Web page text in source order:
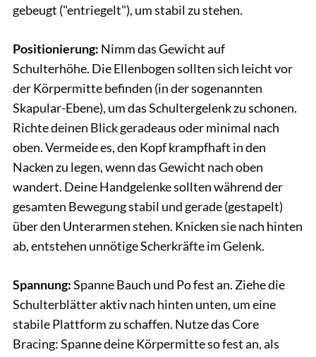
gebeugt ("entriegelt"), um stabil zu stehen.
Positionierung: Nimm das Gewicht auf
Schulterhöhe. Die Ellenbogen sollten sich leicht vor
der Körpermitte befinden (in der sogenannten
Skapular-Ebene), um das Schultergelenk zu schonen.
Richte deinen Blick geradeaus oder minimal nach
oben. Vermeide es, den Kopf krampfhaft in den
Nacken zu legen, wenn das Gewicht nach oben
wandert. Deine Handgelenke sollten während der
gesamten Bewegung stabil und gerade (gestapelt)
über den Unterarmen stehen. Knicken sie nach hinten
ab, entstehen unnötige Scherkräfte im Gelenk.
Spannung:Spanne Bauch und Po fest an. Ziehe die
Schulterblätter aktiv nach hinten unten, um eine
stabile Plattform zu schaffen. Nutze das Core
Bracing: Spanne deine Körpermitte so fest an, als